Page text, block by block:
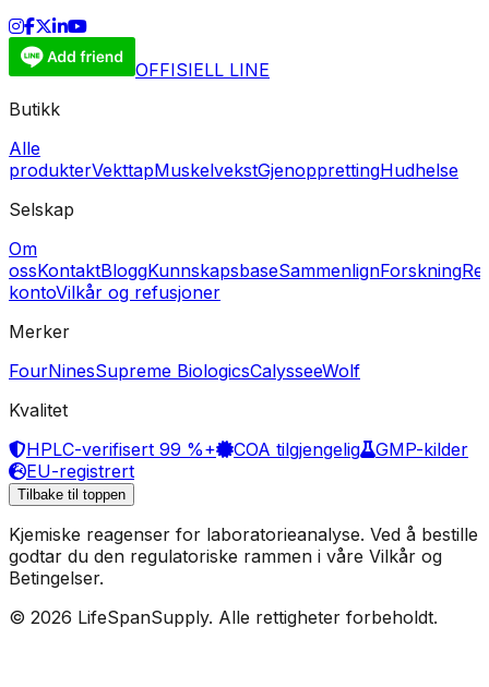
OFFISIELL LINE
Butikk
Alle
produkterVekttapMuskelvekstGjenopprettingHudhelse
Selskap
Om
ossKontaktBloggKunnskapsbaseSammenlignForskning
kontoVilkår og refusjoner
Merker
FourNinesSupreme BiologicsCalysseeWolf
Kvalitet
HPLC-verifisert 99 %+
COA tilgjengelig
GMP-kilder
EU-registrert
Tilbake til toppen
Kjemiske reagenser for laboratorieanalyse. Ved å bestille
godtar du den regulatoriske rammen i våre Vilkår og
Betingelser.
© 2026 LifeSpanSupply. Alle rettigheter forbeholdt.